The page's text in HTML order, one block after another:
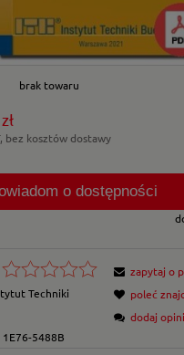
brak towaru
bez kosztów dostawy
o dostępności
Techniki
1E76-5488B
zapytaj o
poleć
dodaj